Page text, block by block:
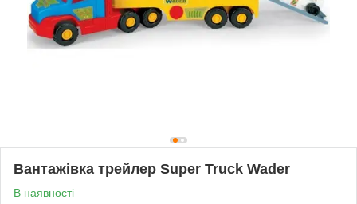
Вантажівка трейлер Super Truck Wader
В наявності